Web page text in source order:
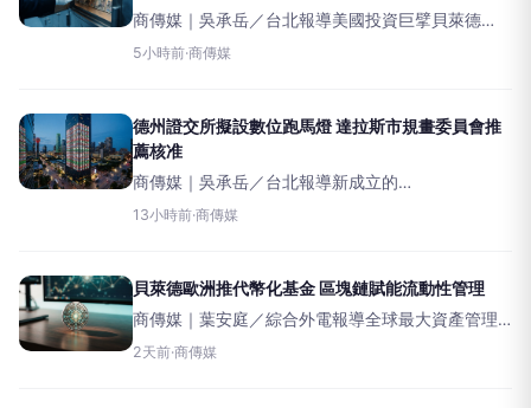
商傳媒｜吳承岳／台北報導美國投資巨擘貝萊德
（BlackRock）旗下的DecarbonizationPartners基
5小時前·商傳媒
德州證交所擬設數位跑馬燈 達拉斯市規畫委員會推
薦核准
商傳媒｜吳承岳／台北報導新成立的
TexasStockExchange（TXSE）正朝著在達拉斯市
13小時前·商傳媒
貝萊德歐洲推代幣化基金 區塊鏈賦能流動性管理
商傳媒｜葉安庭／綜合外電報導全球最大資產管理
公司貝萊德（BlackRock）昨日（4日）宣布，已於
2天前·商傳媒